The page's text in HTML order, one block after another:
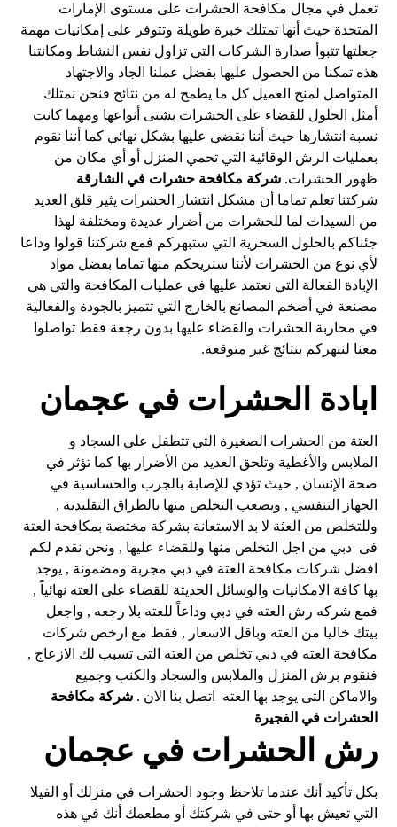
تعمل في مجال مكافحة الحشرات على مستوى الإمارات
المتحدة حيث أنها تمتلك خبرة طويلة وتتوفر على إمكانيات مهمة
جعلتها تتبوأ صدارة الشركات التي تزاول نفس النشاط ومكانتنا
هذه تمكنا من الحصول عليها بفضل عملنا الجاد والاجتهاد
المتواصل لمنح العميل كل ما يطمح له من نتائج فنحن نمتلك
أمثل الحلول للقضاء على الحشرات بشتى أنواعها ومهما كانت
نسبة انتشارها حيث أننا نقضي عليها بشكل نهائي كما أننا نقوم
بعمليات الرش الوقائية التي تحمي المنزل أو أي مكان من
ظهور الحشرات.شركة مكافحة حشرات في الشارقة
شركتنا تعلم تماما أن مشكل انتشار الحشرات يثير قلق العديد
من السيدات لما للحشرات من أضرار عديدة ومختلفة لهذا
جئناكم بالحلول السحرية التي ستبهركم فمع شركتنا قولوا وداعا
لأي نوع من الحشرات لأننا سنريحكم منها تماما بفضل مواد
الإبادة الفعالة التي نعتمد عليها في عمليات المكافحة والتي هي
مصنعة في أضخم المصانع بالخارج التي تتميز بالجودة والفعالية
في محاربة الحشرات والقضاء عليها بدون رجعة فقط تواصلوا
معنا لنبهركم بنتائج غير متوقعة.
ابادة الحشرات في عجمان
العتة من الحشرات الصغيرة التي تتطفل على السجاد و
الملابس والأغطية وتلحق العديد من الأضرار بها كما تؤثر في
صحة الإنسان , حيث تؤدي للإصابة بالجرب والحساسية في
الجهاز التنفسي , ويصعب التخلص منها بالطراق التقليدية ,
وللتخلص من العثة لا بد الاستعانة بشركة مختصة بمكافحة العتة
فى دبي من اجل التخلص منها وللقضاء عليها , ونحن نقدم لكم
افضل شركات مكافحة العتة في دبي مجربة ومضمونة , يوجد
بها كافة الامكانيات والوسائل الحديثة للقضاء على العته نهائياً ,
فمع شركه رش العته في دبي وداعاً للعته بلا رجعه , واجعل
بيتك خاليا من العته وباقل الاسعار , فقط مع ارخص شركات
مكافحة العته في دبي تخلص من العته التى تسبب لك الازعاج ,
فنقوم برش المنزل والملابس والسجاد والكنب وجميع
والاماكن التى يوجد بها العته اتصل بنا الان .شركة مكافحة
الحشرات في الفجيرة
رش الحشرات في عجمان
بكل تأكيد أنك عندما تلاحظ وجود الحشرات في منزلك أو الفيلا
التي تعيش بها أو حتى في شركتك أو مطعمك أنك في هذه